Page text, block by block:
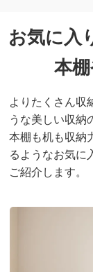
お気に入
本
よりたくさん収
うな美しい収納
本棚も机も収納
るようなお気に
ご紹介します。